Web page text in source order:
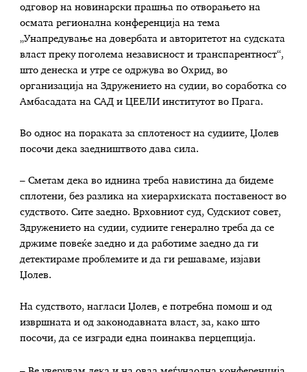
одговор на новинарски прашња по отворањето на
осмата регионална конференција на тема
„Унапредување на довербата и авторитетот на судската
власт преку поголема независност и транспарентност“,
што денеска и утре се одржува во Охрид, во
организација на Здружението на судии, во соработка со
Амбасадата на САД и ЦЕЕЛИ институтот во Прага.
Во однос на пораката за сплотеност на судиите, Џолев
посочи дека заедништвото дава сила.
– Сметам дека во иднина треба навистина да бидеме
сплотени, без разлика на хиерархиската поставеност во
судството. Сите заедно. Врховниот суд, Судскиот совет,
Здружението на судии, судиите генерално треба да се
држиме повеќе заедно и да работиме заедно да ги
детектираме проблемите и да ги решаваме, изјави
Џолев.
На судството, нагласи Џолев, е потребна помош и од
извршната и од законодавната власт, за, како што
посочи, да се изгради една поинаква перцепција.